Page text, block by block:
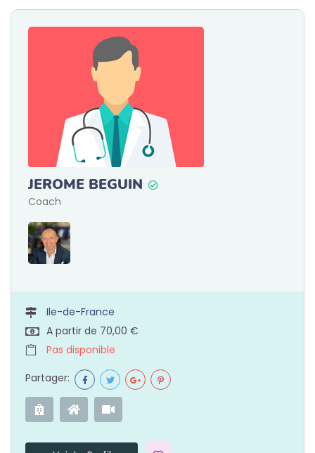
JEROME BEGUIN
Coach
Ile-de-France
A partir de 70,00 €
Pas disponible
Partager: